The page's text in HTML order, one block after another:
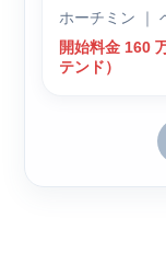
ホーチミン ｜
開始料金 160
テンド）